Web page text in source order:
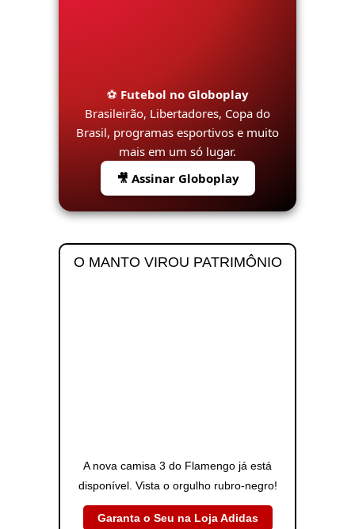
⚽ Futebol no Globoplay
Brasileirão, Libertadores, Copa do
Brasil, programas esportivos e muito
mais em um só lugar.
🎥 Assinar Globoplay
O MANTO VIROU PATRIMÔNIO
A nova camisa 3 do Flamengo já está
disponível. Vista o orgulho rubro-negro!
Garanta o Seu na Loja Adidas